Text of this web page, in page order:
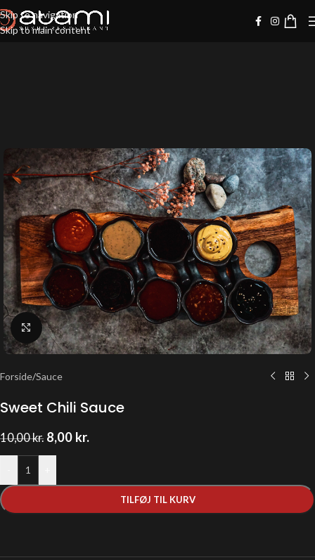
Skip to navigation
Skip to main content
-20%
Klik for at forstørre
Forside/Sauce
Sweet Chili Sauce
10,00kr. 8,00 kr.
TILFØJ TIL KURV